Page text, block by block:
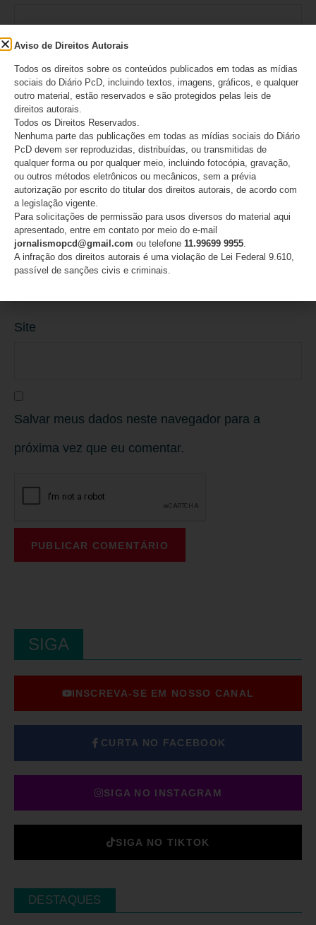
Nome *
E-mail*
Site
Salvar meus dados neste navegador para a
próxima vez que eu comentar.
SIGA
INSCREVA-SE EM NOSSO CANAL
CURTA NO FACEBOOK
SIGA NO INSTAGRAM
SIGA NO TIKTOK
DESTAQUES
Aviso de Direitos Autorais
Todos os direitos sobre os conteúdos publicados em todas as mídias
sociais do Diário PcD, incluindo textos, imagens, gráficos, e qualquer
outro material, estão reservados e são protegidos pelas leis de
direitos autorais.
Todos os Direitos Reservados.
Nenhuma parte das publicações em todas as mídias sociais do Diário
PcD devem ser reproduzidas, distribuídas, ou transmitidas de
qualquer forma ou por qualquer meio, incluindo fotocópia, gravação,
ou outros métodos eletrônicos ou mecânicos, sem a prévia
autorização por escrito do titular dos direitos autorais, de acordo com
a legislação vigente.
Para solicitações de permissão para usos diversos do material aqui
apresentado, entre em contato por meio do e-mail
jornalismopcd@gmail.com ou telefone 11.99699 9955.
A infração dos direitos autorais é uma violação de Lei Federal 9.610,
passível de sanções civis e criminais.